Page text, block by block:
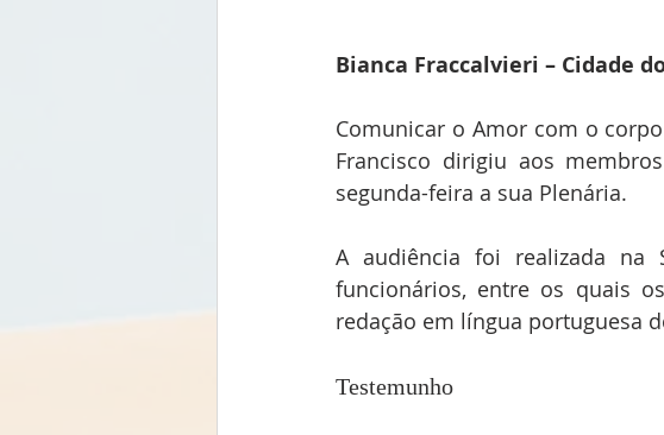
Bianca Fraccalvieri – Cidade
Comunicar o Amor com o
Francisco dirigiu aos
segunda-feira a sua Plenária.
A audiência foi realizada na
funcionários, entre os quais
redação em língua portuguesa
Testemunho